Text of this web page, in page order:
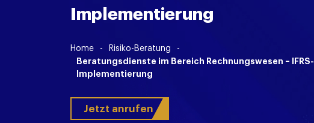
Implementierung
Home - Risiko-Beratung
-
Beratungsdienste im Bereich Rechnungswesen – IFRS-
Implementierung
Jetzt anrufen